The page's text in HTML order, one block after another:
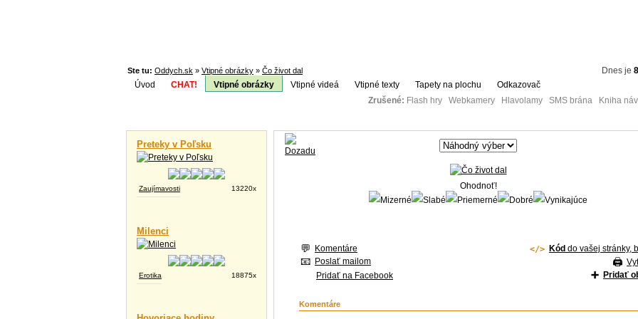
Ste tu: Oddych.sk » Vtipné obrázky » Čo život dal Dnes je
Úvod
CHAT! Vtipné obrázky Vtipné videá Vtipné texty Tapety na plochu
Odkazovač
Zrušené: Flash hry Webkamery Hlavolamy SMS brána Kniha
Preteky v Poľsku
Zaujímavosti 13220x
Milenci
Erotika 18875x
Ohodnoť!
Komentáre
Poslať mailom
Pridať na Facebook
Kód do vašej stránky,
Pridať
Komentáre